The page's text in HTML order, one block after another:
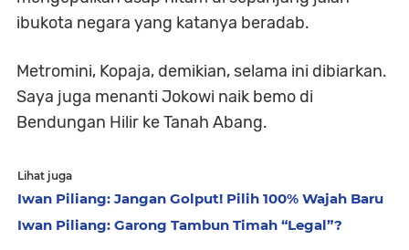
ibukota negara yang katanya beradab.
Metromini, Kopaja, demikian, selama ini dibiarkan.
Saya juga menanti Jokowi naik bemo di
Bendungan Hilir ke Tanah Abang.
Lihat juga
Iwan Piliang: Jangan Golput! Pilih 100% Wajah Baru
Iwan Piliang: Garong Tambun Timah “Legal”?